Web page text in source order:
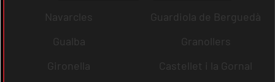
Navarcles
Guardiola de Berguedà
Gualba
Granollers
Gironella
Castellet i la Gornal